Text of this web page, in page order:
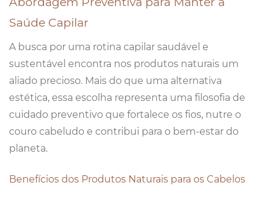
Saúde Capilar
A busca por uma rotina capilar saudável e
sustentável encontra nos produtos naturais um
aliado precioso. Mais do que uma alternativa
estética, essa escolha representa uma filosofia de
cuidado preventivo que fortalece os fios, nutre o
couro cabeludo e contribui para o bem-estar do
planeta.
Benefícios dos Produtos Naturais para os Cabelos